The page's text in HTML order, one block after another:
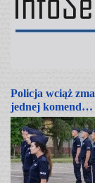
Policja wciąż
jednej komend…